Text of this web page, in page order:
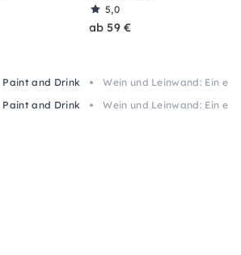
5,0
ab 59 €
Paint and Drink
Wein und Leinwand: Ein
Paint and Drink Wein und Leinwand: Ein